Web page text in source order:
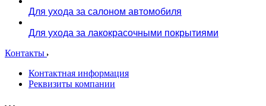
Для ухода за салоном автомобиля
Для ухода за лакокрасочными покрытиями
Контакты
Контактная информация
Реквизиты компании